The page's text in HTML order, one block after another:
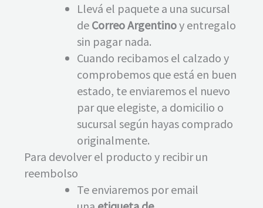
Llevá el paquete a una sucursal
de Correo Argentinoy entregalo
sin pagar nada.
Cuando recibamos el calzado y
comprobemos que está en buen
estado, te enviaremos el nuevo
par que elegiste, a domicilio o
sucursal según hayas comprado
originalmente.
Para devolver el producto y recibir un
reembolso
Te enviaremos por email